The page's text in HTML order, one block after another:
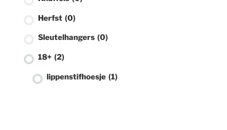
Herfst (0)
Sleutelhangers (0)
18+ (2)
lippenstifhoesje (1)